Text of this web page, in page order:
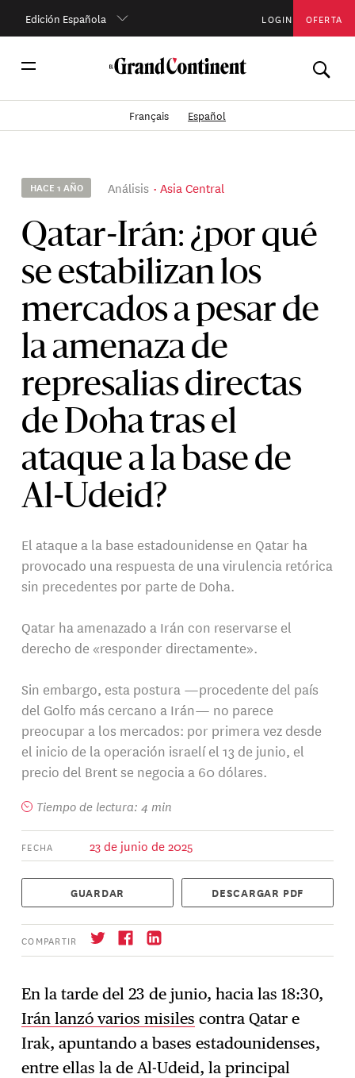
Edición Española LOGIN OFERTA
Français Español
HACE 1 AÑO Análisis Asia Central
Qatar-Irán: ¿por qué
se estabilizan los
mercados a pesar de
la amenaza de
represalias directas
de Doha tras el
ataque a la base de
Al-Udeid?
El ataque a la base estadounidense en Qatar ha
provocado una respuesta de una virulencia retórica
sin precedentes por parte de Doha.
Qatar ha amenazado a Irán con reservarse el
derecho de «responder directamente».
Sin embargo, esta postura —procedente del país
del Golfo más cercano a Irán— no parece
preocupar a los mercados: por primera vez desde
el inicio de la operación israelí el 13 de junio, el
precio del Brent se negocia a 60 dólares.
Tiempo de lectura: 4 min
FECHA 23 de junio de 2025
GUARDAR DESCARGAR PDF
COMPARTIR
→ Suscríbase
En la tarde del 23 de junio, hacia las 18:30,
Irán lanzó varios misiles contra Qatar e
Irak, apuntando a bases estadounidenses,
entre ellas la de Al-Udeid, la principal